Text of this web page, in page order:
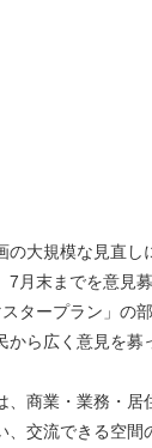
の大規模な見直し
月末までを意見募
スタープラン」の
ら広く意見を募
、商業・業務・居
、交流できる空間